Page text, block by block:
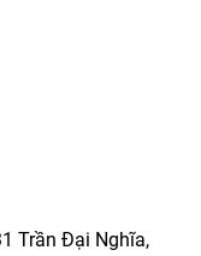
Trần Đại Nghĩa,